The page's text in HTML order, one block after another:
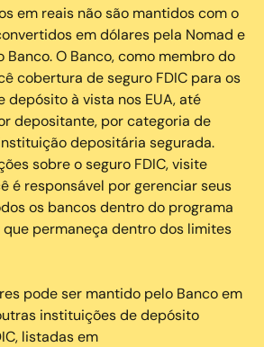
em reais não são mantidos com o
em dólares pela Nomad e
O Banco, como membro do
cobertura de seguro FDIC para os
depósito à vista nos EUA, até
depositante, por categoria de
depositária segurada.
sobre o seguro FDIC, visite
é responsável por gerenciar seus
os bancos dentro do programa
que permaneça dentro dos limites
pode ser mantido pelo Banco em
instituições de depósito
listadas em